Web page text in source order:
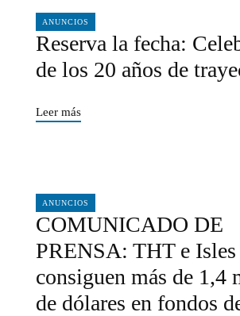
ANUNCIOS
06/17/2026
Reserva la fecha:
de los 20 años de
Leer más
ANUNCIOS
04/14/2026
COMUNICADO DE
PRENSA: THT e Isles
consiguen más de 1,4
de dólares en fondos